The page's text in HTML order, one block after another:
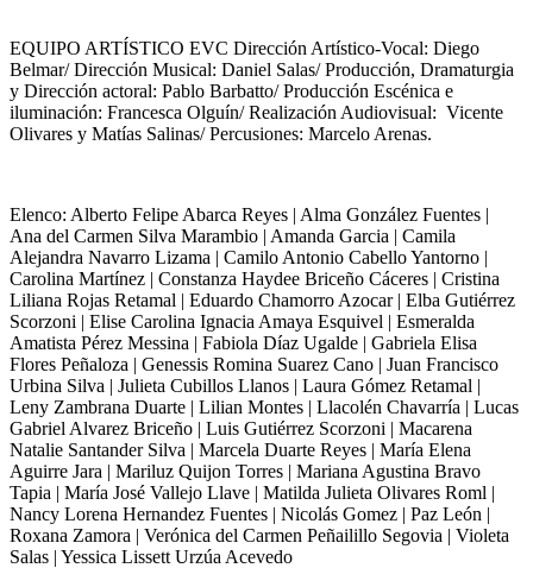
EQUIPO ARTÍSTICO EVC Dirección Artístico-Vocal: Diego
Belmar/ Dirección Musical: Daniel Salas/ Producción, Dramaturgia
y Dirección actoral: Pablo Barbatto/ Producción Escénica e
iluminación: Francesca Olguín/ Realización Audiovisual: Vicente
Olivares y Matías Salinas/ Percusiones: Marcelo Arenas.
Elenco: Alberto Felipe Abarca Reyes | Alma González Fuentes |
Ana del Carmen Silva Marambio | Amanda Garcia | Camila
Alejandra Navarro Lizama | Camilo Antonio Cabello Yantorno |
Carolina Martínez | Constanza Haydee Briceño Cáceres | Cristina
Liliana Rojas Retamal | Eduardo Chamorro Azocar | Elba Gutiérrez
Scorzoni | Elise Carolina Ignacia Amaya Esquivel | Esmeralda
Amatista Pérez Messina | Fabiola Díaz Ugalde | Gabriela Elisa
Flores Peñaloza | Genessis Romina Suarez Cano | Juan Francisco
Urbina Silva | Julieta Cubillos Llanos | Laura Gómez Retamal |
Leny Zambrana Duarte | Lilian Montes | Llacolén Chavarría | Lucas
Gabriel Alvarez Briceño | Luis Gutiérrez Scorzoni | Macarena
Natalie Santander Silva | Marcela Duarte Reyes | María Elena
Aguirre Jara | Mariluz Quijon Torres | Mariana Agustina Bravo
Tapia | María José Vallejo Llave | Matilda Julieta Olivares Roml |
Nancy Lorena Hernandez Fuentes | Nicolás Gomez | Paz León |
Roxana Zamora | Verónica del Carmen Peñailillo Segovia | Violeta
Salas | Yessica Lissett Urzúa Acevedo